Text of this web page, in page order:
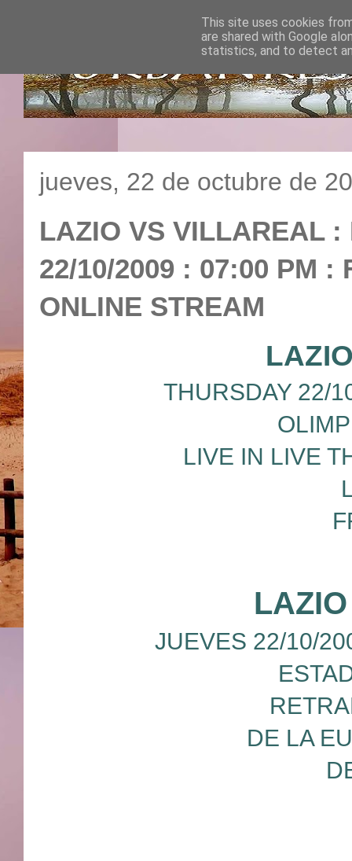
jueves, 22 de octubre de
LAZIO VS VILLAREAL :
22/10/2009 : 07:00 PM :
ONLINE STREAM
THURSDAY 22/
LIVE IN LIVE
JUEVES 22/10/
DE LA
This site uses cookies
are shared with Google
statistics, and to detect